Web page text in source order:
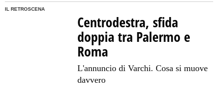
IL RETROSCENA
Centrodestra, sfida
doppia tra Palermo e
Roma
L'annuncio di Varchi. Cosa si muove
davvero